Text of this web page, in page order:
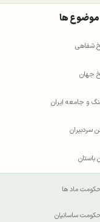
موضوع ها
شفاهی
جهان
و جامعه ایران
سردبیران
باستان
ماد ها
ساسانیان